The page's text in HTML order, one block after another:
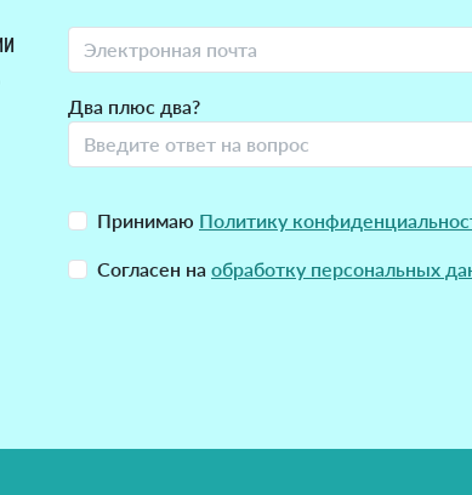
Два плюс два?
Принимаю Политику
Согласен на обработку персональных